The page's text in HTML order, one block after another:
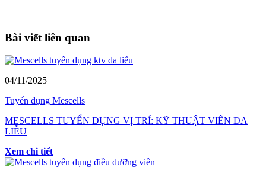
Bài viết liên quan
04/11/2025
Tuyển dụng Mescells
MESCELLS TUYỂN DỤNG VỊ TRÍ: KỸ THUẬT VIÊN DA
LIỄU
Xem chi tiết